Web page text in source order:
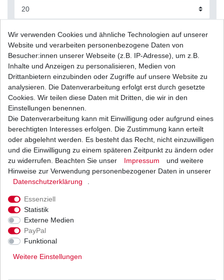
Bremsbeläge EBC FA 147 FA147 Standard
Bremsklötze Suzuki DR vorne
UVP 33,08 € 22,64 € *
1 Satz
Bremslichtschalter vorne Suzuki 001
UVP 7,70 €
Wir verwenden Cookies und ähnliche Technologien auf unserer
Website und verarbeiten personenbezogene Daten von
Besucher:innen unserer Webseite (z.B. IP-Adresse), um z.B.
Inhalte und Anzeigen zu personalisieren, Medien von
Drittanbietern einzubinden oder Zugriffe auf unsere Website zu
analysieren. Die Datenverarbeitung erfolgt erst durch gesetzte
Cookies. Wir teilen diese Daten mit Dritten, die wir in den
Einstellungen benennen.
Die Datenverarbeitung kann mit Einwilligung oder aufgrund eines
berechtigten Interesses erfolgen. Die Zustimmung kann erteilt
oder abgelehnt werden. Es besteht das Recht, nicht einzuwilligen
und die Einwilligung zu einem späteren Zeitpunkt zu ändern oder
zu widerrufen. Beachten Sie unser
Impressum
und weitere
Hinweise zur Verwendung personenbezogener Daten in unserer
Daten­schutz­erklärung
Essenziell
Statistik
Externe Medien
PayPal
Funktional
Weitere Einstellungen